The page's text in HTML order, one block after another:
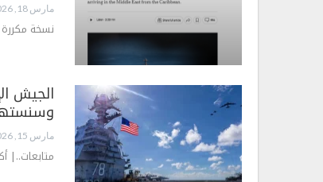
مارس 18, 2026
نسخة مكررة
الجيش
مارس 15, 2026
متابعات..|